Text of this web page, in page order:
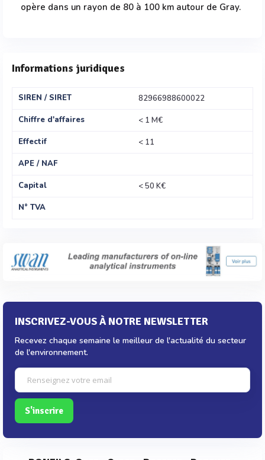
opère dans un rayon de 80 à 100 km autour de Gray.
Informations juridiques
SIREN / SIRET
82966988600022
Chiffre d'affaires
< 1 M€
Effectif
< 11
APE / NAF
Capital
< 50 K€
N° TVA
INSCRIVEZ-VOUS À NOTRE NEWSLETTER
Recevez chaque semaine le meilleur de l'actualité du secteur
de l'environnement.
S'inscrire